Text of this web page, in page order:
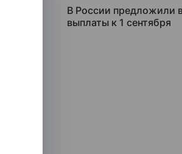
В России предложили
выплаты к 1 сентября